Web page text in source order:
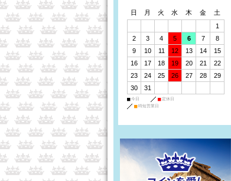
日 月 火 水 木 金
土
1
2
3 4 5 6 7
8
9
10 11 12 13 14
15
16
17 18 19 20 21
22
23
24 25 26 27 28
29
30
31
■ 今日 ■ 定休日
■ 時短営業日